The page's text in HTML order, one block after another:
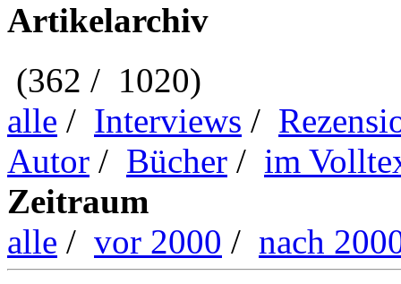
Artikelarchiv
(362 / 1020)
alle / Interviews /
Autor / Bücher / im
Zeitraum
alle / vor 2000 / nach